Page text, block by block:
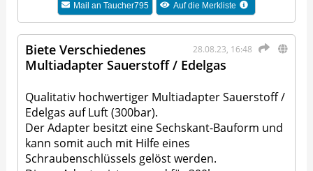
Mail an Taucher795 Auf die Merkliste
28.08.23, 16:48
Biete Verschiedenes
Multiadapter Sauerstoff / Edelgas
Qualitativ hochwertiger Multiadapter Sauerstoff /
Edelgas auf Luft (300bar).
Der Adapter besitzt eine Sechskant-Bauform und
kann somit auch mit Hilfe eines
Schraubenschlüssels gelöst werden.